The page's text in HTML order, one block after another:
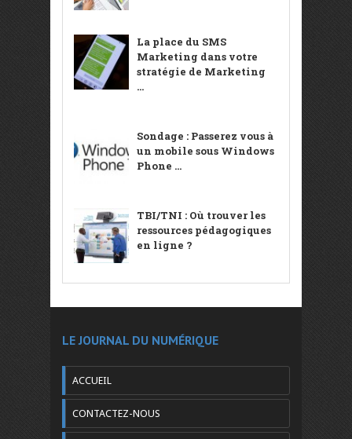
La place du SMS
Marketing dans votre
stratégie de Marketing
...
Sondage : Passerez vous à
un mobile sous Windows
Phone ...
TBI/TNI : Où trouver les
ressources pédagogiques
en ligne ?
LE JOURNAL DU NUMÉRIQUE
ACCUEIL
CONTACTEZ-NOUS